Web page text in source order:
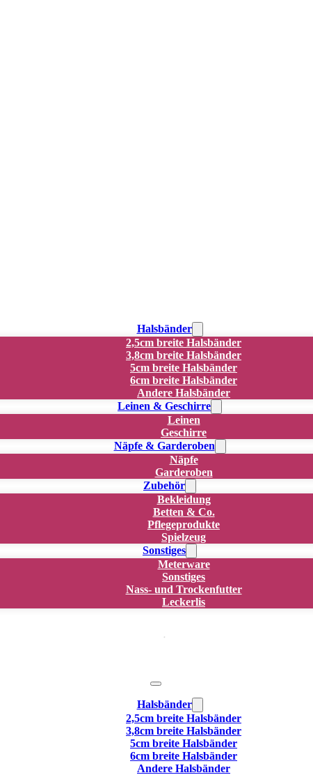
Halsbänder
2,5cm breite Halsbänder
3,8cm breite Halsbänder
5cm breite Halsbänder
6cm breite Halsbänder
Andere Halsbänder
Leinen & Geschirre
Leinen
Geschirre
Näpfe & Garderoben
Näpfe
Garderoben
Zubehör
Bekleidung
Betten & Co.
Pflegeprodukte
Spielzeug
Sonstiges
Meterware
Sonstiges
Nass- und Trockenfutter
Leckerlis
Halsbänder
2,5cm breite Halsbänder
3,8cm breite Halsbänder
5cm breite Halsbänder
6cm breite Halsbänder
Andere Halsbänder